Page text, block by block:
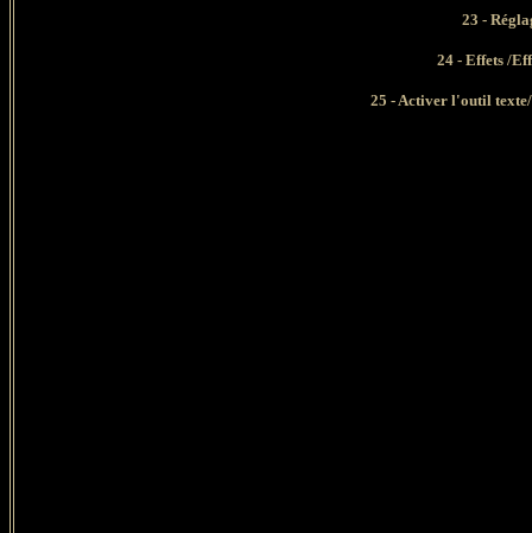
23 -
24 - Effets /
25 - Activer l'outil